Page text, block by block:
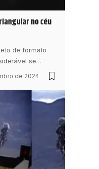
no céu
de formato
se…
de 2024